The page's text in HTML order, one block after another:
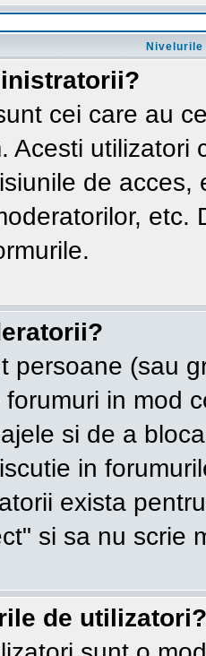
cei care au
Acesti utilizatori
de acces,
persoane (sau
in mod
si de a
in
exista
si sa nu scrie
de utilizatori?